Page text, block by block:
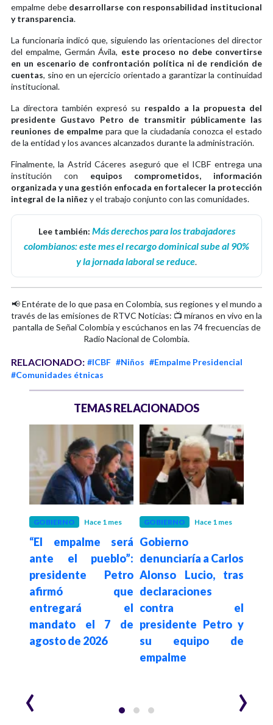
empalme debe desarrollarse con responsabilidad institucional
y transparencia.
La funcionaria indicó que, siguiendo las orientaciones del director
del empalme, Germán Ávila, este proceso no debe convertirse
en un escenario de confrontación política ni de rendición de
cuentas, sino en un ejercicio orientado a garantizar la continuidad
institucional.
La directora también expresó su respaldo a la propuesta del
presidente Gustavo Petro de transmitir públicamente las
reuniones de empalme para que la ciudadanía conozca el estado
de la entidad y los avances alcanzados durante la administración.
Finalmente, la Astrid Cáceres aseguró que el ICBF entrega una
institución con equipos comprometidos, información
organizada y una gestión enfocada en fortalecer la protección
integral de la niñez y el trabajo conjunto con las comunidades.
Lee también: Más derechos para los trabajadores
colombianos: este mes el recargo dominical sube al 90%
y la jornada laboral se reduce.
📢 Entérate de lo que pasa en Colombia, sus regiones y el mundo a
través de las emisiones de RTVC Noticias: 📺 míranos en vivo en la
pantalla de Señal Colombia y escúchanos en las 74 frecuencias de
Radio Nacional de Colombia.
RELACIONADO: #ICBF #Niños #Empalme Presidencial
#Comunidades étnicas
TEMAS RELACIONADOS
GOBIERNO Hace 1 mes
“El empalme será
ante el pueblo”:
presidente Petro
afirmó que
entregará el
mandato el 7 de
agosto de 2026
GOBIERNO Hace 1 mes
Gobierno
denunciaría a Carlos
Alonso Lucio, tras
declaraciones
contra el
presidente Petro y
su equipo de
empalme
‹ ›